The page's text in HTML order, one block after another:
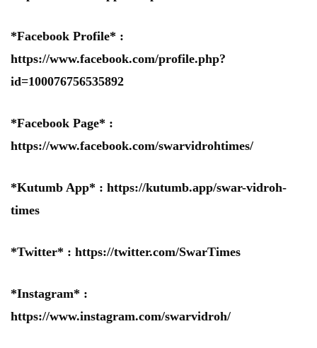
*Facebook Profile* :
https://www.facebook.com/profile.php?
id=100076756535892
*Facebook Page* :
https://www.facebook.com/swarvidrohtimes/
*Kutumb App* : https://kutumb.app/swar-vidroh-
times
*Twitter* : https://twitter.com/SwarTimes
*Instagram* :
https://www.instagram.com/swarvidroh/